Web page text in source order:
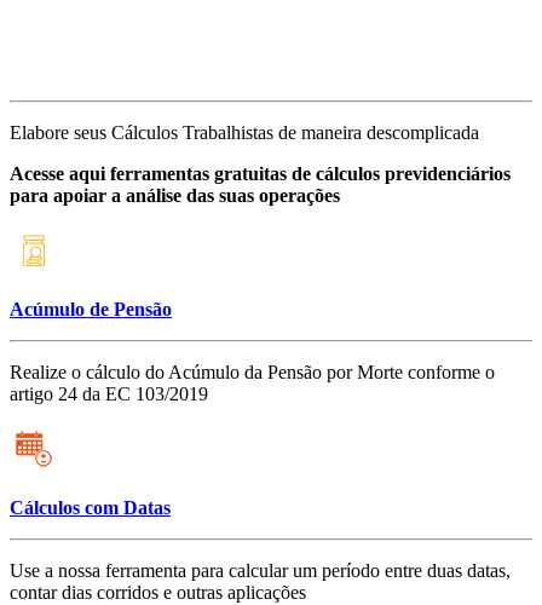
Elabore seus Cálculos Trabalhistas de maneira descomplicada
Acesse aqui ferramentas gratuitas de cálculos previdenciários
para apoiar a análise das suas operações
Acúmulo de Pensão
Realize o cálculo do Acúmulo da Pensão por Morte conforme o
artigo 24 da EC 103/2019
Cálculos com Datas
Use a nossa ferramenta para calcular um período entre duas datas,
contar dias corridos e outras aplicações